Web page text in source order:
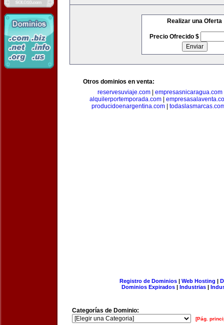
Realizar una Oferta
Precio Ofrecido $
Otros dominios en venta:
reservesuviaje.com| empresasnicaragua.com
alquilerportemporada.com
producidoenargentina.com|
Registro de Dominios| Web Hosting |
Dominios Expirados | Industrias |
Categorías de Dominio:
[Pág.